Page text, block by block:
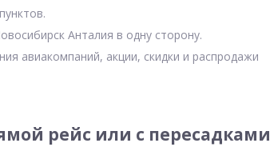
Анталия в одну сторону.
авиакомпаний, акции, скидки и распродажи
рейс или с пересадками